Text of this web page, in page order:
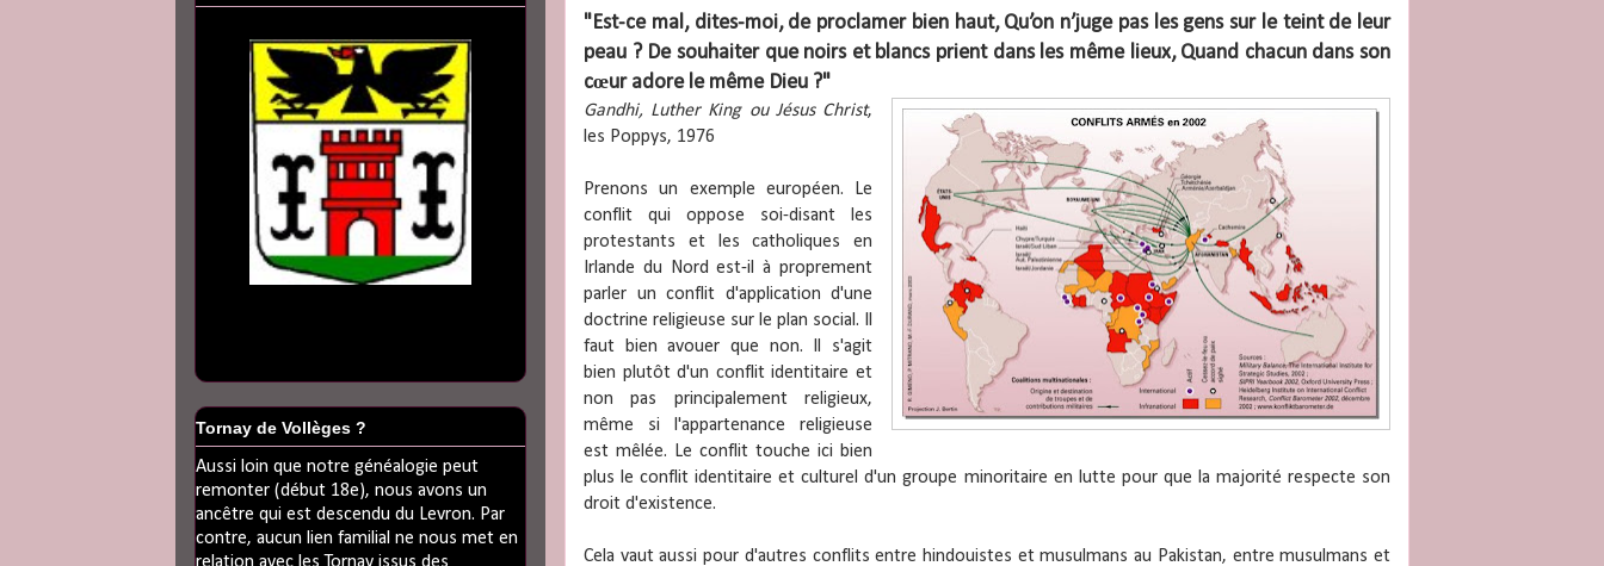
"Est-ce mal, dites-moi, de proclamer bien haut, Qu’on n’juge pas les gens sur le teint de leur
peau ? De souhaiter que noirs et blancs prient dans les même lieux, Quand chacun dans son
cœur adore le même Dieu ?"
Gandhi, Luther King ou Jésus Christ,
les Poppys, 1976
Prenons un exemple européen. Le
conflit qui oppose soi-disant les
protestants et les catholiques en
Irlande du Nord est-il à proprement
parler un conflit d'application d'une
doctrine religieuse sur le plan social. Il
faut bien avouer que non. Il s'agit
bien plutôt d'un conflit identitaire et
non pas principalement religieux,
même si l'appartenance religieuse
est mêlée. Le conflit touche ici bien
plus le conflit identitaire et culturel d'un groupe minoritaire en lutte pour que la majorité respecte son
droit d'existence.
Cela vaut aussi pour d'autres conflits entre hindouistes et musulmans au Pakistan, entre musulmans et
Tornay de Vollèges ?
Aussi loin que notre généalogie peut
remonter (début 18e), nous avons un
ancêtre qui est descendu du Levron. Par
contre, aucun lien familial ne nous met en
relation avec les Tornay issus des